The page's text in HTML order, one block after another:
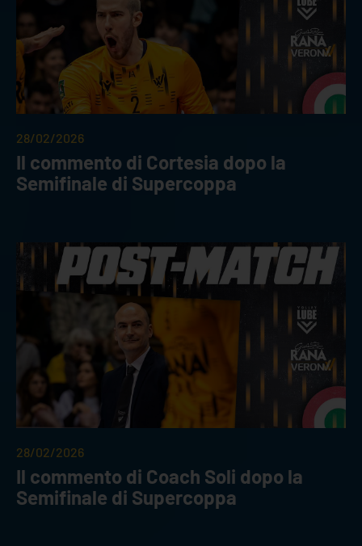
28/02/2026
Il commento di Cortesia dopo la
Semifinale di Supercoppa
28/02/2026
Il commento di Coach Soli dopo la
Semifinale di Supercoppa